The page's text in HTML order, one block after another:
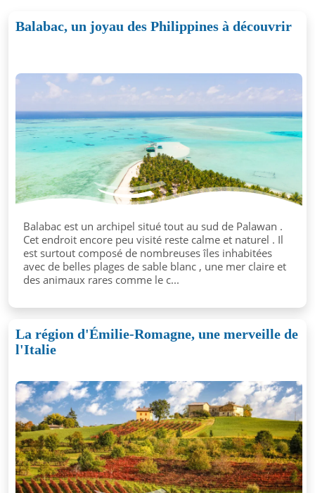
Balabac, un joyau des Philippines à découvrir
Balabac est un archipel situé tout au sud de Palawan .
Cet endroit encore peu visité reste calme et naturel . Il
est surtout composé de nombreuses îles inhabitées
avec de belles plages de sable blanc , une mer claire et
des animaux rares comme le c...
La région d'Émilie-Romagne, une merveille de
l'Italie